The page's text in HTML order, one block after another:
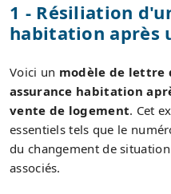
1 - Résiliation
habitation après
Voici un modèle de lettre
assurance habitation
vente de logement. Cet
essentiels tels que le
du changement de
associés.